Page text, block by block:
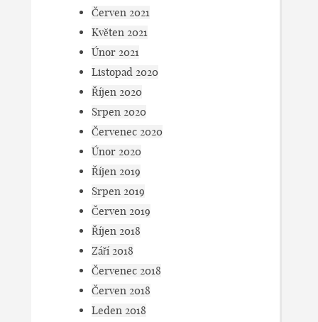
Červen 2021
Květen 2021
Únor 2021
Listopad 2020
Říjen 2020
Srpen 2020
Červenec 2020
Únor 2020
Říjen 2019
Srpen 2019
Červen 2019
Říjen 2018
Září 2018
Červenec 2018
Červen 2018
Leden 2018